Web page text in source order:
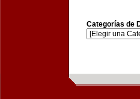
Categorías de